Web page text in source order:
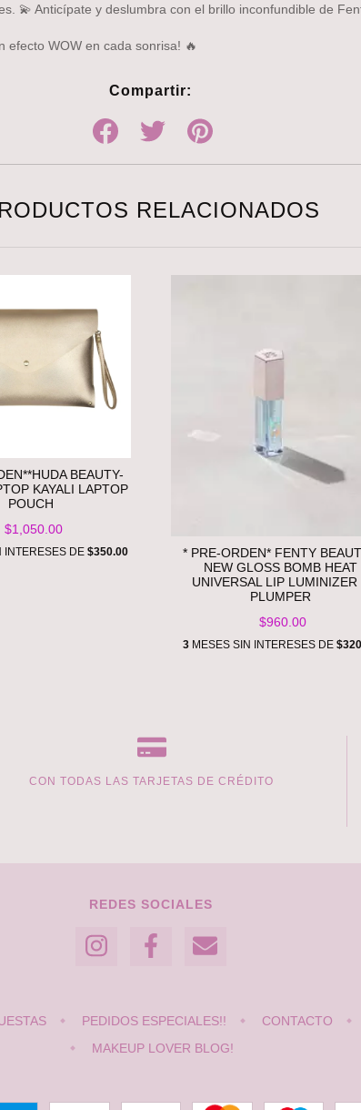
💫 Anticípate y deslumbra con el brillo inconfundible de
efecto WOW en cada sonrisa! 🔥
Compartir:
RELACIONADOS
BEAUTY-
KAYALI LAPTOP
POUCH
$1,050.00
INTERESES DE $350.00
* PRE-ORDEN* FENTY
NEW GLOSS BOMB HEAT
UNIVERSAL LIP LUMINIZER
PLUMPER
$960.00
3 MESES SIN INTERESES DE
CON TODAS LAS TARJETAS DE CRÉDITO
REDES SOCIALES
PEDIDOS ESPECIALES!! CONTACTO
MAKEUP LOVER BLOG!